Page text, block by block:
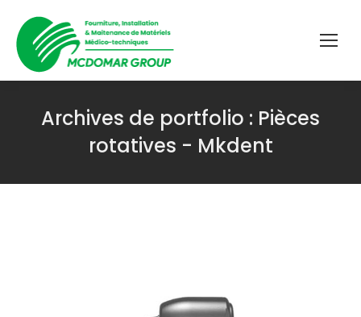
Archives de portfolio : Pièces
rotatives - Mkdent